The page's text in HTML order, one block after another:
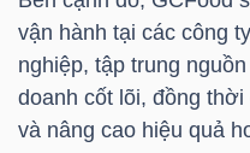
vận hành tại các công
nghiệp, tập trung
doanh cốt lõi, đồng
và nâng cao hiệu quả
NGUYÊN
VẬT